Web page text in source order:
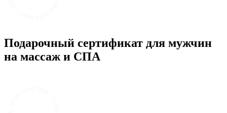
Подарочный сертификат для мужчин
на массаж и СПА